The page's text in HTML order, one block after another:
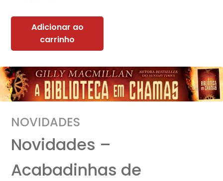
Adicionar ao
carrinho
NOVIDADES
Novidades –
Acabadinhas de